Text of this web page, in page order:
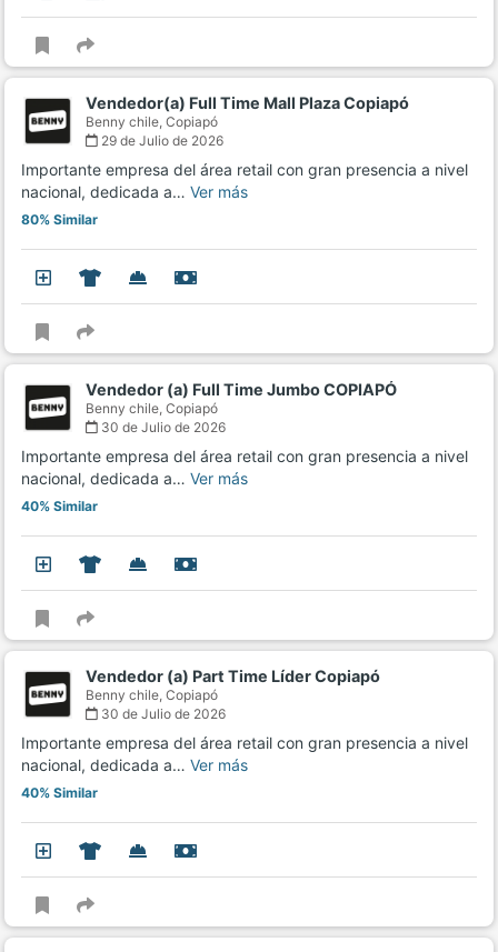
Vendedor(a) Full Time Mall Plaza Copiapó
Benny chile, Copiapó
29 de Julio de 2026
Importante empresa del área retail con gran presencia a nivel
nacional, dedicada a… Ver más
80% Similar
Vendedor (a) Full Time Jumbo COPIAPÓ
Benny chile, Copiapó
30 de Julio de 2026
Importante empresa del área retail con gran presencia a nivel
nacional, dedicada a… Ver más
40% Similar
Vendedor (a) Part Time Líder Copiapó
Benny chile, Copiapó
30 de Julio de 2026
Importante empresa del área retail con gran presencia a nivel
nacional, dedicada a… Ver más
40% Similar